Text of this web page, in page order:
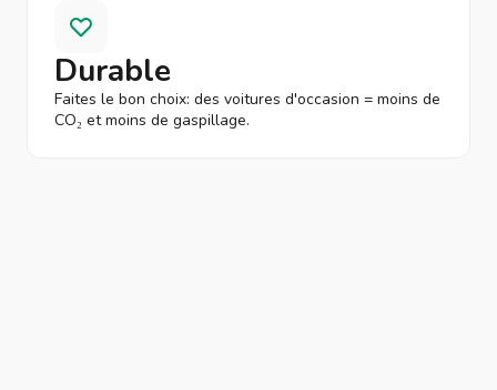
Durable
Faites le bon choix: des voitures d'occasion = moins de
CO₂ et moins de gaspillage.